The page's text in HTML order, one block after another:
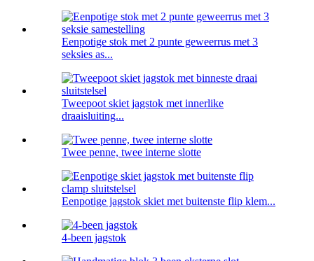
Eenpotige stok met 2 punte geweerrus met 3
seksies as...
Tweepoot skiet jagstok met innerlike
draaisluiting...
Twee penne, twee interne slotte
Eenpotige jagstok skiet met buitenste flip klem...
4-been jagstok